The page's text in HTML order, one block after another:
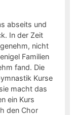
abseits und
In der Zeit
nicht
Familien
fand. Die
Kurse
macht das
ein Kurs
den Chor